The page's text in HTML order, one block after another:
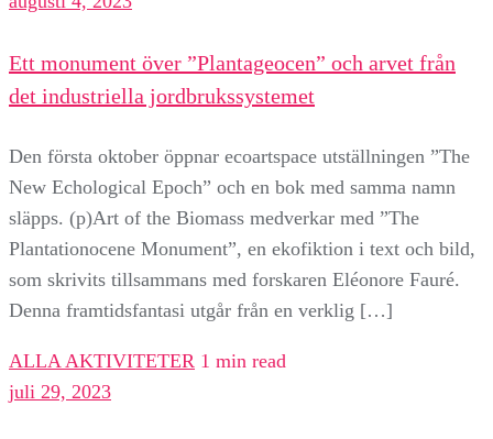
Ett monument över ”Plantageocen” och arvet från
det industriella jordbrukssystemet
Den första oktober öppnar ecoartspace utställningen ”The
New Echological Epoch” och en bok med samma namn
släpps. (p)Art of the Biomass medverkar med ”The
Plantationocene Monument”, en ekofiktion i text och bild,
som skrivits tillsammans med forskaren Eléonore Fauré.
Denna framtidsfantasi utgår från en verklig […]
ALLA AKTIVITETER 1 min read
juli 29, 2023